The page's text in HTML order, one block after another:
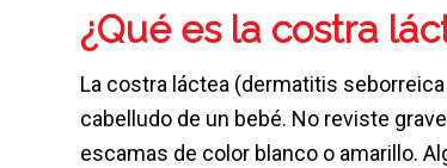
¿Qué es la costra
La costra láctea (dermatitis
cabelludo de un bebé. No reviste
escamas de color blanco o amarillo.